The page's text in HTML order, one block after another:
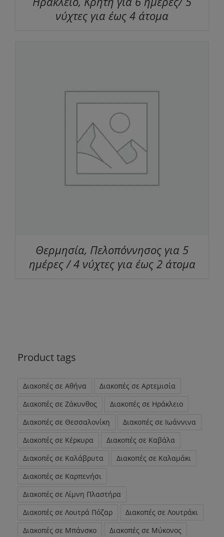
νύχτες για έως 4 άτομα
Θερμησία, Πελοπόννησος για 5
ημέρες / 4 νύχτες για έως 2 άτομα
Product tags
Διακοπές σε Αθήνα
Διακοπές σε Αρτεμισία
Διακοπές σε Ζάκυνθος
Διακοπές σε Ηράκλειο
Διακοπές σε Θεσσαλονίκη
Διακοπές σε Ιωάννινα
Διακοπές σε Κέρκυρα
Διακοπές σε Καβάλα
Διακοπές σε Καλάβρυτα
Διακοπές σε Καλαμάκι
Διακοπές σε Καρπενήσι
Διακοπές σε Λίμνη Πλαστήρα
Διακοπές σε Λουτρά Πόζαρ
Διακοπές σε Λουτράκι
Διακοπές σε Μπάνσκο
Διακοπές σε Μύκονος